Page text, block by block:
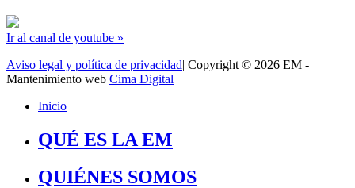
Ir al canal de youtube »
Aviso legal y política de privacidad| Copyright © 2026 EM -
Mantenimiento web Cima Digital
Inicio
QUÉ ES LA EM
QUIÉNES SOMOS